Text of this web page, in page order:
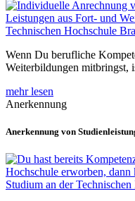
Wenn Du berufliche
Weiterbildungen
mehr lesen
Anerkennung
Anerkennung von